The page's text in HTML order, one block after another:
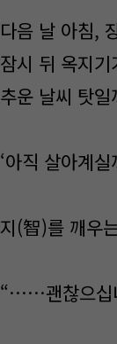
다음 날 아침,
잠시 뒤 옥지
추운 날씨 탓
‘아직 살아계
지(智)를 깨우
“……괜찮으십